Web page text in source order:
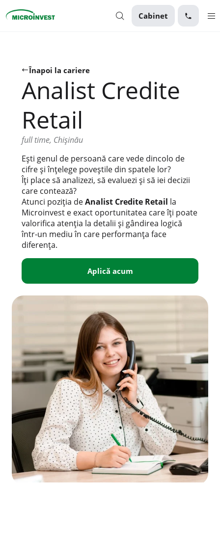
Cabinet
Business
Despre Microinvest
Înapoi la cariere
Analist Credite
Retail
full time, Chișinău
Ești genul de persoană care vede dincolo de
cifre și înțelege poveștile din spatele lor?
Îți place să analizezi, să evaluezi și să iei decizii
care contează?
Atunci poziția deAnalist Credite Retail la
Microinvest e exact oportunitatea care îți poate
valorifica atenția la detalii și gândirea logică
într-un mediu în care performanța face
diferența.
Aplică acum